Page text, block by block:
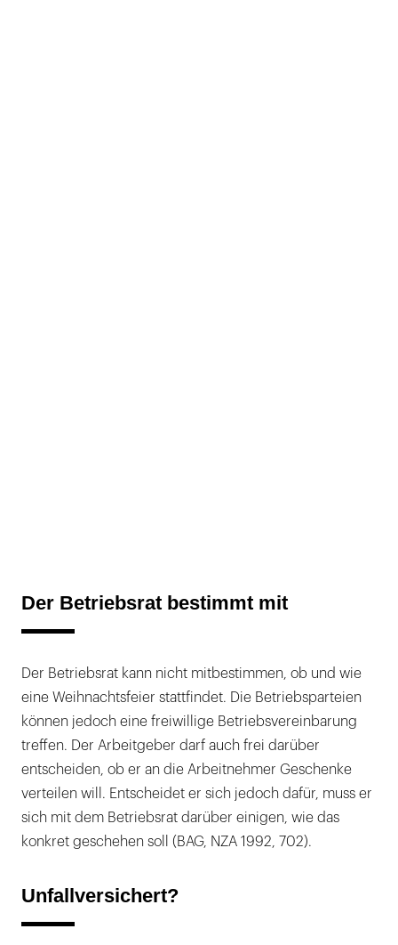
Der Betriebsrat bestimmt mit
Der Betriebsrat kann nicht mitbestimmen, ob und wie
eine Weihnachtsfeier stattfindet. Die Betriebsparteien
können jedoch eine freiwillige Betriebsvereinbarung
treffen. Der Arbeitgeber darf auch frei darüber
entscheiden, ob er an die Arbeitnehmer Geschenke
verteilen will. Entscheidet er sich jedoch dafür, muss er
sich mit dem Betriebsrat darüber einigen, wie das
konkret geschehen soll (BAG, NZA 1992, 702).
Unfallversichert?